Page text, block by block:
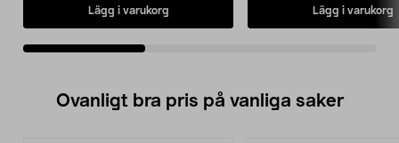
Lägg i varukorg Lägg i varukorg
Ovanligt bra pris på vanliga saker